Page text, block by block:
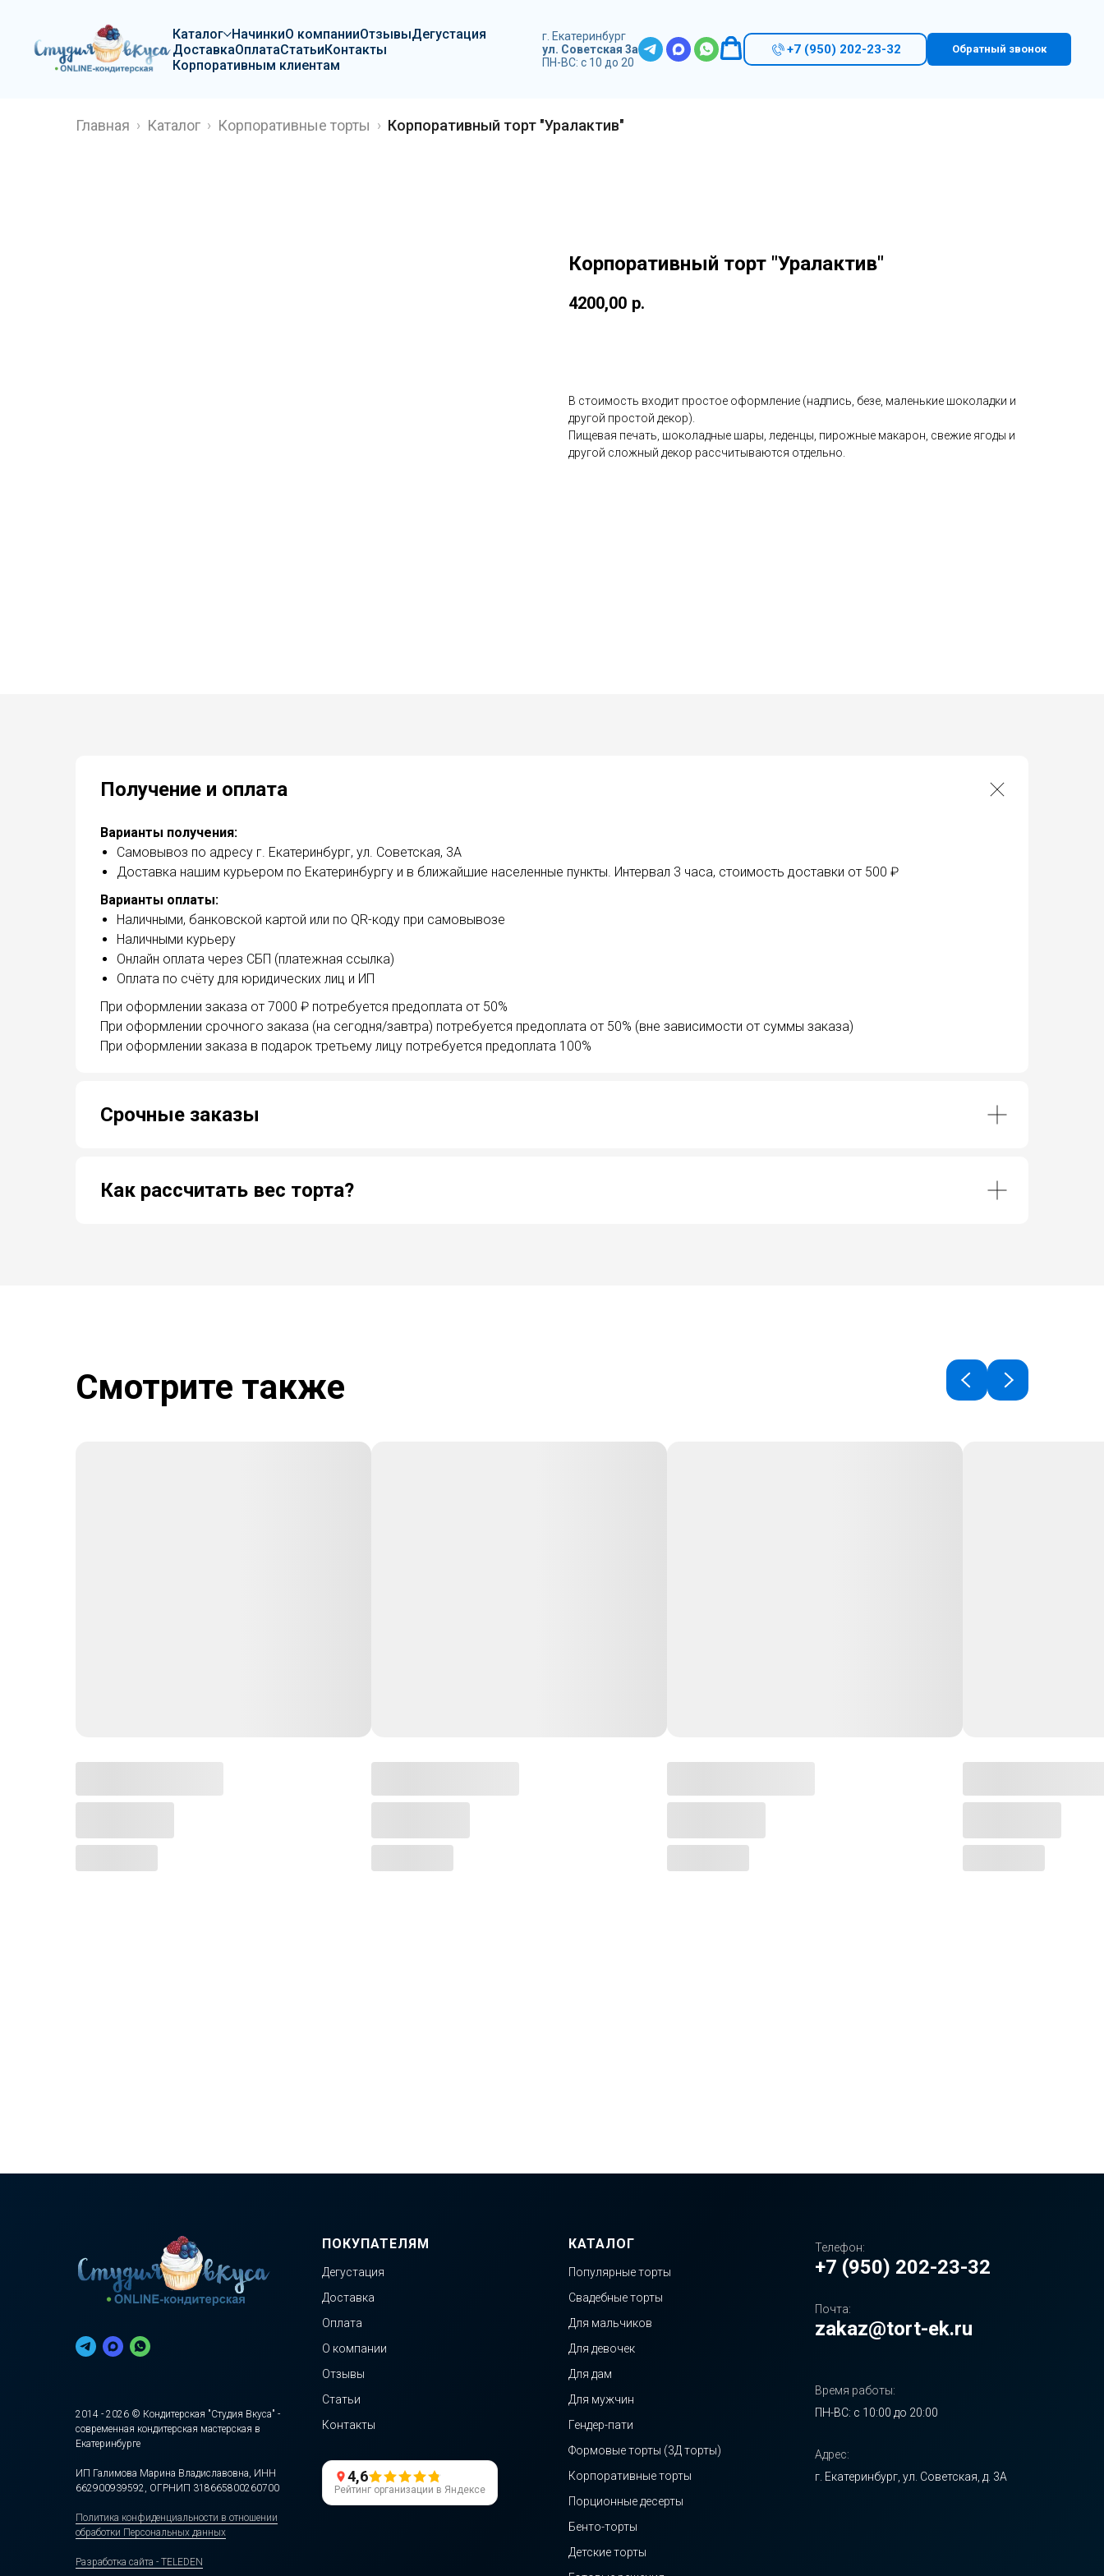
Каталог НачинкиО компанииОтзывыДегустация
ДоставкаОплатаСтатьиКонтакты
Корпоративным клиентам
г. Екатеринбург
ул. Советская 3а
ПН-ВС: с 10 до 20
+7 (950) 202-23-32 Обратный звонок
Главная Каталог Корпоративные торты Корпоративный торт "Уралактив"
Корпоративный торт "Уралактив"
4200,00 р.
В стоимость входит простое оформление (надпись, безе, маленькие шоколадки и
другой простой декор).
Пищевая печать, шоколадные шары, леденцы, пирожные макарон, свежие ягоды и
другой сложный декор рассчитываются отдельно.
Получение и оплата
Варианты получения:
Самовывоз по адресу г. Екатеринбург, ул. Советская, 3А
Доставка нашим курьером по Екатеринбургу и в ближайшие населенные пункты. Интервал 3 часа, стоимость доставки от 500 ₽
Варианты оплаты:
Наличными, банковской картой или по QR-коду при самовывозе
Наличными курьеру
Онлайн оплата через СБП (платежная ссылка)
Оплата по счёту для юридических лиц и ИП
При оформлении заказа от 7000 ₽ потребуется предоплата от 50%
При оформлении срочного заказа (на сегодня/завтра) потребуется предоплата от 50% (вне зависимости от суммы заказа)
При оформлении заказа в подарок третьему лицу потребуется предоплата 100%
Срочные заказы
Как рассчитать вес торта?
Смотрите также
2014 - 2026 © Кондитерская "Студия Вкуса" -
современная кондитерская мастерская в
Екатеринбурге
ИП Галимова Марина Владиславовна, ИНН
662900939592, ОГРНИП 318665800260700
Политика конфиденциальности в отношении
обработки Персональных данных
Разработка сайта - TELEDEN
ПОКУПАТЕЛЯМ
Дегустация
Доставка
Оплата
О компании
Отзывы
Статьи
Контакты
4,6
Рейтинг организации в Яндексе
КАТАЛОГ
Популярные торты
Свадебные торты
Для мальчиков
Для девочек
Для дам
Для мужчин
Гендер-пати
Формовые торты (3Д торты)
Корпоративные торты
Порционные десерты
Бенто-торты
Детские торты
Телефон:
+7 (950) 202-23-32
Почта:
zakaz@tort-ek.ru
Время работы:
ПН-ВС: с 10:00 до 20:00
Адрес:
г. Екатеринбург, ул. Советская, д. 3А